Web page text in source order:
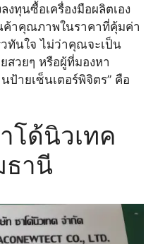
ทุนซื้อเครื่องมือผลิตเอง
าคุณภาพในราคาที่คุ้มค่า
ทันใจ ไม่ว่าคุณจะเป็น
สวยๆ หรือผู้ที่มองหา
ป้ายเซ็นเตอร์พิจิตร” คือ
โด้นิวเทค
ธานี